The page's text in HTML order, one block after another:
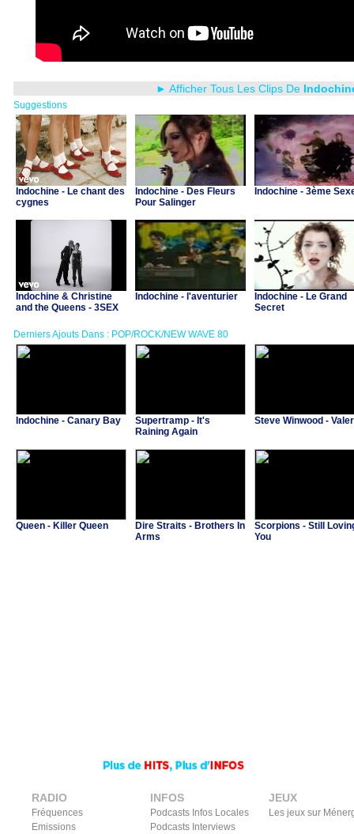
► Afficher Tous Les Clips De
Suggestions
Indochine - Le chant des
cygnes
Indochine - Des Fleurs
Pour Salinger
Indochine - 3ème
Indochine & Christine
and the Queens - 3SEX
Indochine - l'aventurier
Indochine - Le Grand
Secret
Derniers Ajouts Dans : POP/ROCK/NEW WAVE 80
Indochine - Canary Bay
Supertramp - It's
Raining Again
Steve Winwood -
Queen - Killer Queen
Dire Straits - Brothers In
Arms
Scorpions - Still
You
RADIO
Fréquences
Emissions
INFOS
Podcasts Infos Locales
Podcasts Interviews
JEUX
Les jeux sur